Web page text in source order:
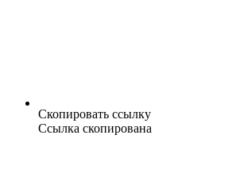
Скопировать ссылку
Ссылка скопирована